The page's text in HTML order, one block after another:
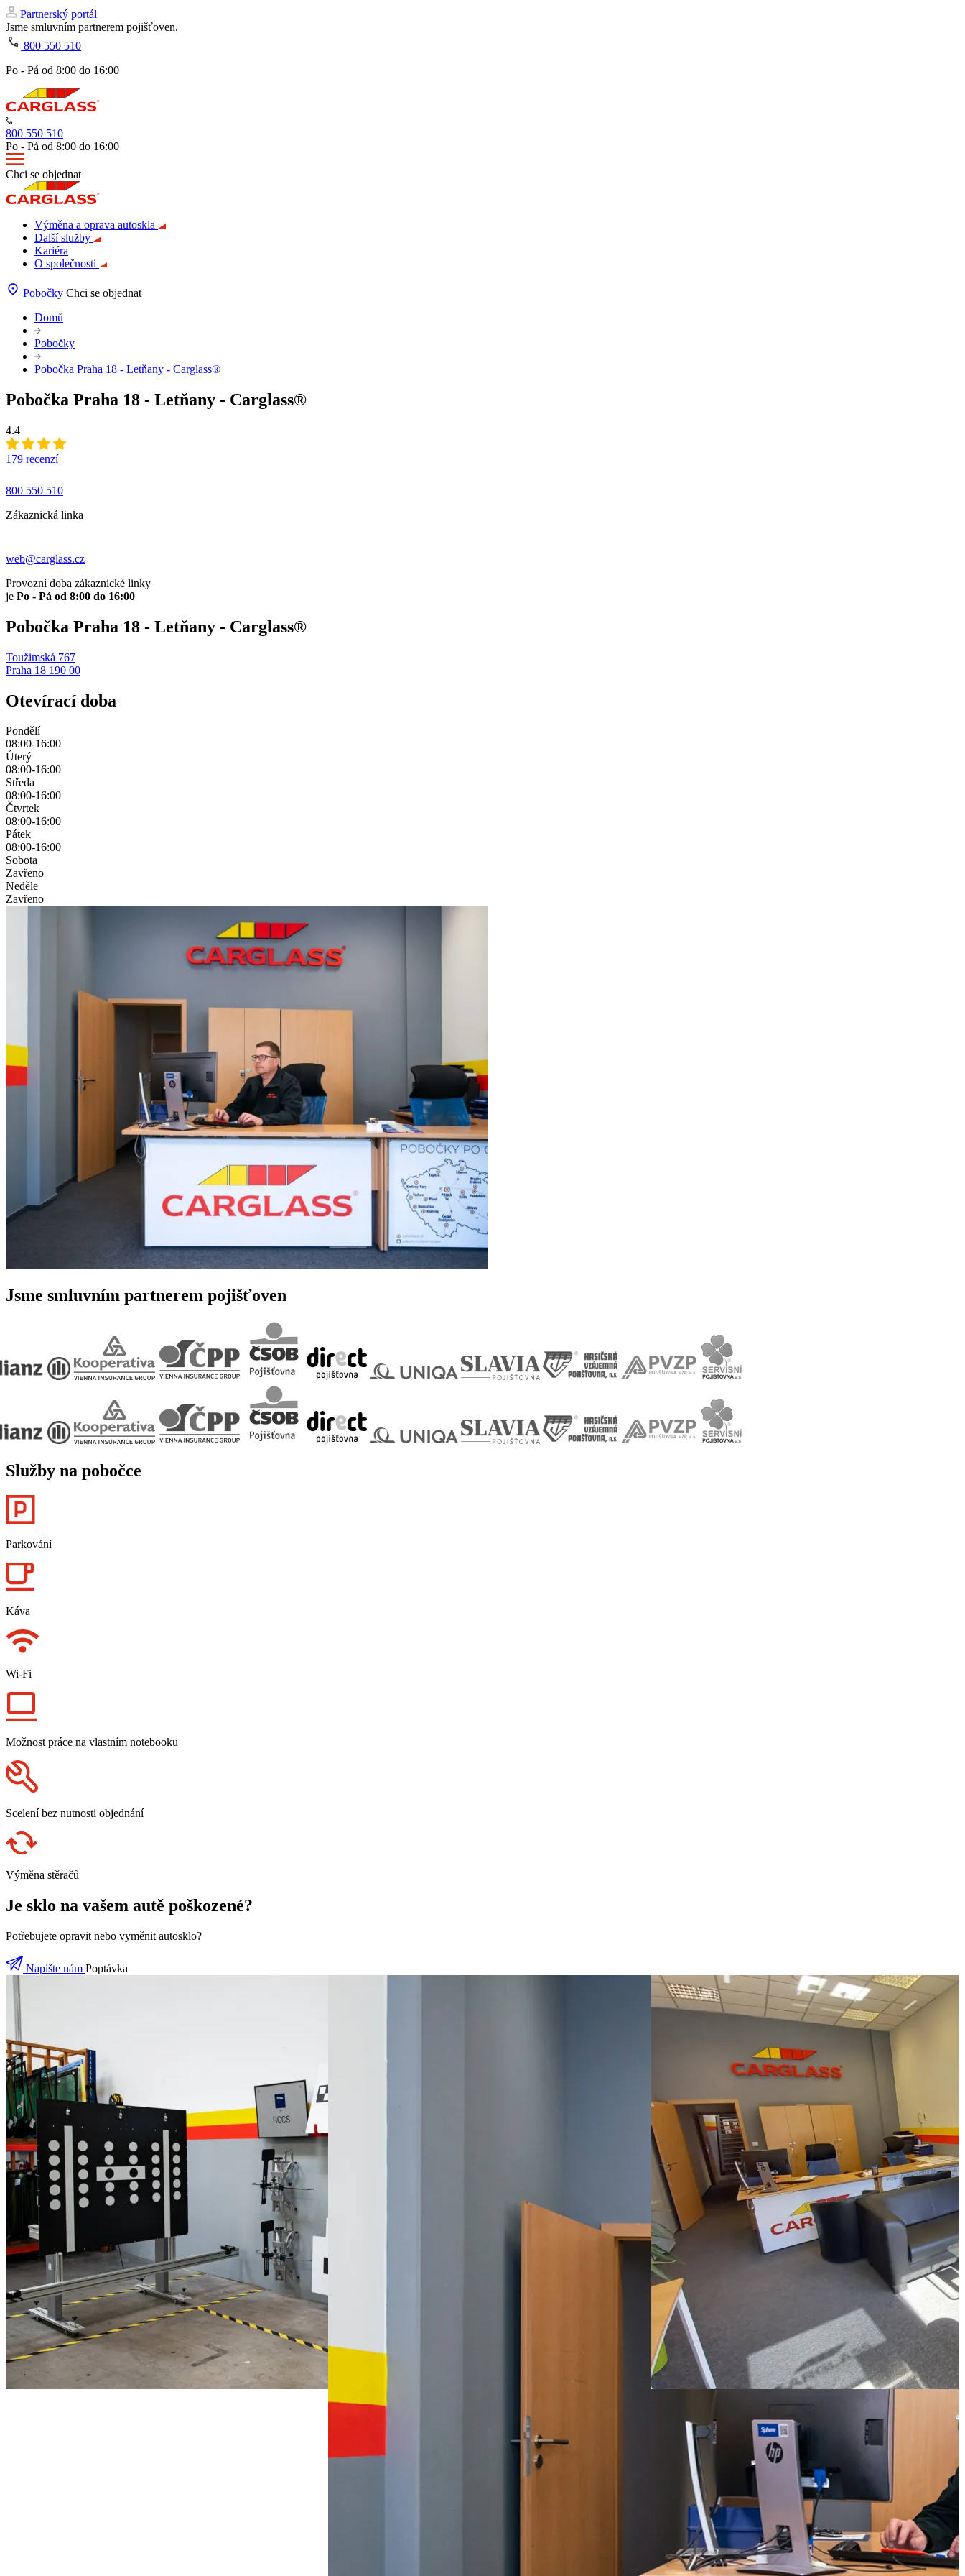
Partnerský portál
Jsme smluvním partnerem pojišťoven.
800 550 510
Po - Pá od 8:00 do 16:00
800 550 510
Po - Pá od 8:00 do 16:00
Chci se objednat
Výměna a oprava autoskla
Další služby
Kariéra
O společnosti
Pobočky Chci se objednat
Domů
Pobočky
Pobočka Praha 18 - Letňany - Carglass®
Pobočka Praha 18 - Letňany - Carglass®
4.4
179 recenzí
800 550 510
Zákaznická linka
web@carglass.cz
Provozní doba zákaznické linky
je Po - Pá od 8:00 do 16:00
Pobočka Praha 18 - Letňany - Carglass®
Toužimská 767
Praha 18 190 00
Otevírací doba
Pondělí
08:00-16:00
Úterý
08:00-16:00
Středa
08:00-16:00
Čtvrtek
08:00-16:00
Pátek
08:00-16:00
Sobota
Zavřeno
Neděle
Zavřeno
Jsme smluvním partnerem pojišťoven
Služby na pobočce
Parkování
Káva
Wi-Fi
Možnost práce na vlastním notebooku
Scelení bez nutnosti objednání
Výměna stěračů
Je sklo na vašem autě poškozené?
Potřebujete opravit nebo vyměnit autosklo?
Napište nám Poptávka